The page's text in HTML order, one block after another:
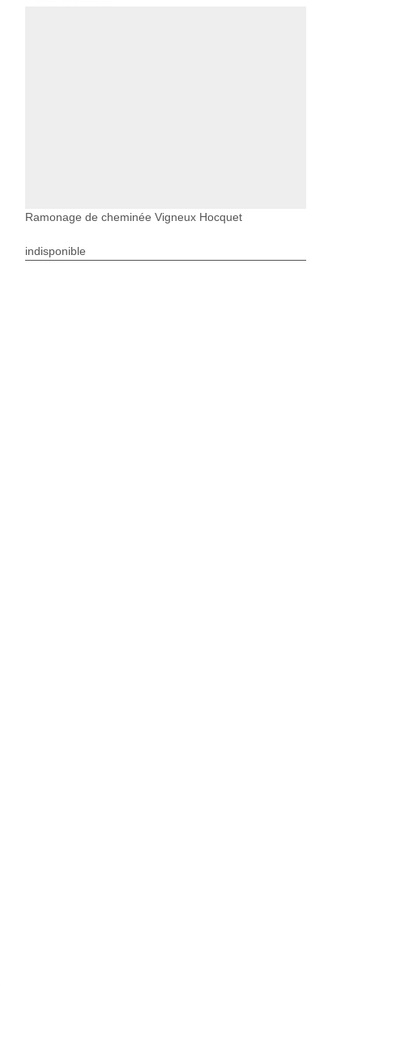
Ramonage de cheminée Vigneux Hocquet
indisponible